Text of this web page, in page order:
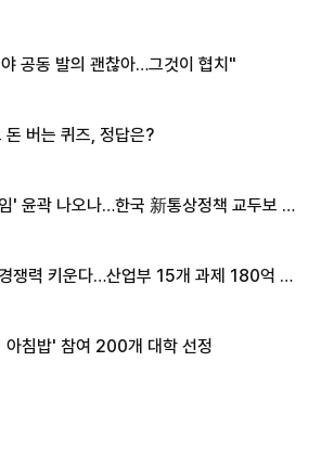
공동 발의 괜찮아…그것이 협치"
버는 퀴즈, 정답은?
' 윤곽 나오나…한국 新통상정책 교두보 활
쟁력 키운다…산업부 15개 과제 180억 지
아침밥' 참여 200개 대학 선정